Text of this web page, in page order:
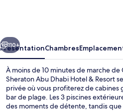
&
Resort
Suivant
110+
PrésentationChambres
À moins de 10 minutes de marche
Sheraton Abu Dhabi Hotel & Resort
privée où vous profiterez de cabines
bar de plage. Les 3 piscines
des moments de détente, tandis que